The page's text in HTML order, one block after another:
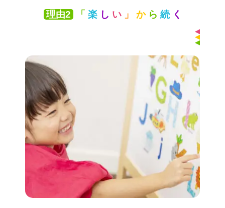
理由2 「 楽 し い 」 か ら 続 く